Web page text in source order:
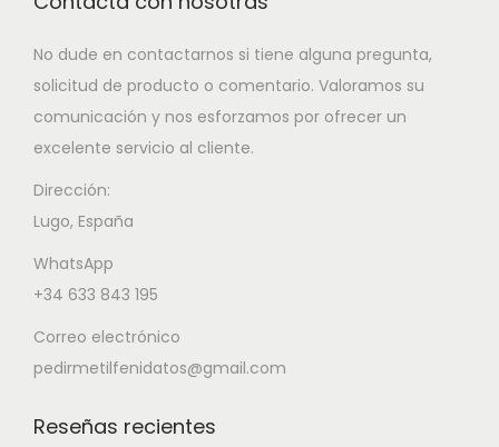
No dude en contactarnos si tiene alguna pregunta,
solicitud de producto o comentario. Valoramos su
comunicación y nos esforzamos por ofrecer un
excelente servicio al cliente.
Dirección:
Lugo, España
WhatsApp
+34 633 843 195
Correo electrónico
pedirmetilfenidatos@gmail.com
Reseñas recientes